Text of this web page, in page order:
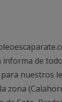
informa de
nuestros
zona